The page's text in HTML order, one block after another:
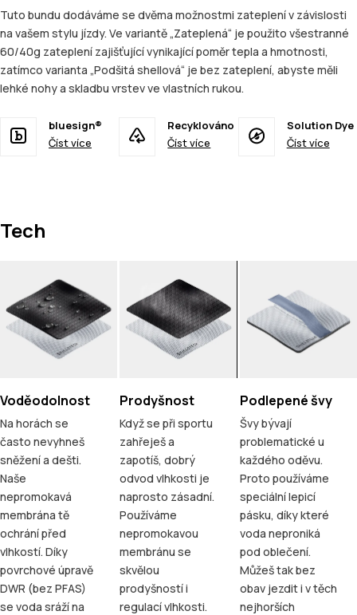
Tuto bundu dodáváme se dvěma možnostmi zateplení v závislosti
na vašem stylu jízdy. Ve variantě „Zateplená“ je použito všestranné
60/40g zateplení zajišťující vynikající poměr tepla a hmotnosti,
zatímco varianta „Podšitá shellová“ je bez zateplení, abyste měli
lehké nohy a skladbu vrstev ve vlastních rukou.
bluesign®
Číst více
Recyklováno
Číst více
Solution Dye
Číst více
Tech
Voděodolnost
Na horách se
často nevyhneš
sněžení a dešti.
Naše
nepromokavá
membrána tě
ochrání před
vlhkostí. Díky
povrchové úpravě
DWR (bez PFAS)
se voda sráží na
Prodyšnost
Když se při sportu
zahřeješ a
zapotíš, dobrý
odvod vlhkosti je
naprosto zásadní.
Používáme
nepromokavou
membránu se
skvělou
prodyšností i
regulací vlhkosti.
Podlepené švy
Švy bývají
problematické u
každého oděvu.
Proto používáme
speciální lepicí
pásku, díky které
voda neproniká
pod oblečení.
Můžeš tak bez
obav jezdit i v těch
nejhorších